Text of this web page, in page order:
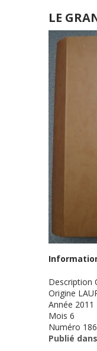
LE
Description
Origine
Année 2011
Mois 6
Numéro
Publié dans